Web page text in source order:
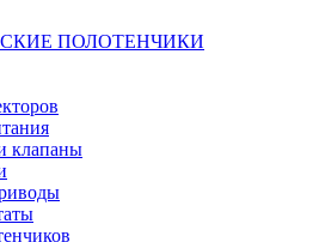
ПОЛОТЕНЧИКИ
клапаны